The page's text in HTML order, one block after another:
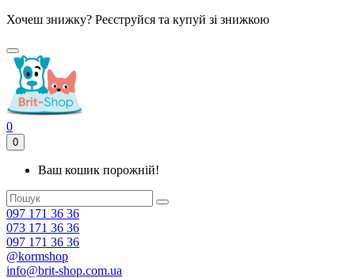
Хочеш знижку? Реєструйся та купуй зі знижкою
0
0
Ваш кошик порожній!
097 171 36 36
073 171 36 36
097 171 36 36
@kormshop
info@brit-shop.com.ua